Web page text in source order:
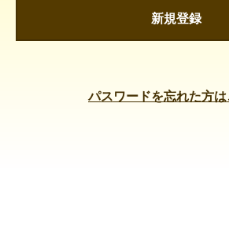
新規登録
パスワードを忘れた方は